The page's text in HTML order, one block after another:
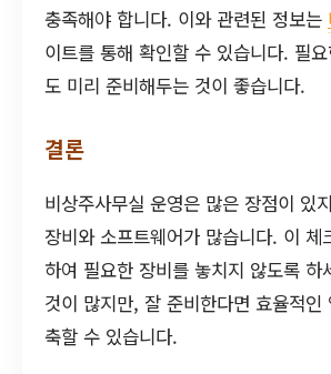
충족해야 합니다. 이와 관련된 정보는
이트를 통해 확인할 수 있습니다. 필
도 미리 준비해두는 것이 좋습니다.
결론
비상주사무실 운영은 많은 장점이 있
장비와 소프트웨어가 많습니다. 이 체
하여 필요한 장비를 놓치지 않도록 하
것이 많지만, 잘 준비한다면 효율적인
축할 수 있습니다.